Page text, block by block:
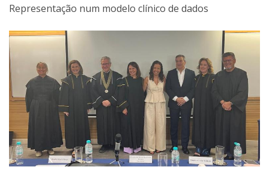
Representação num modelo clínico de dados